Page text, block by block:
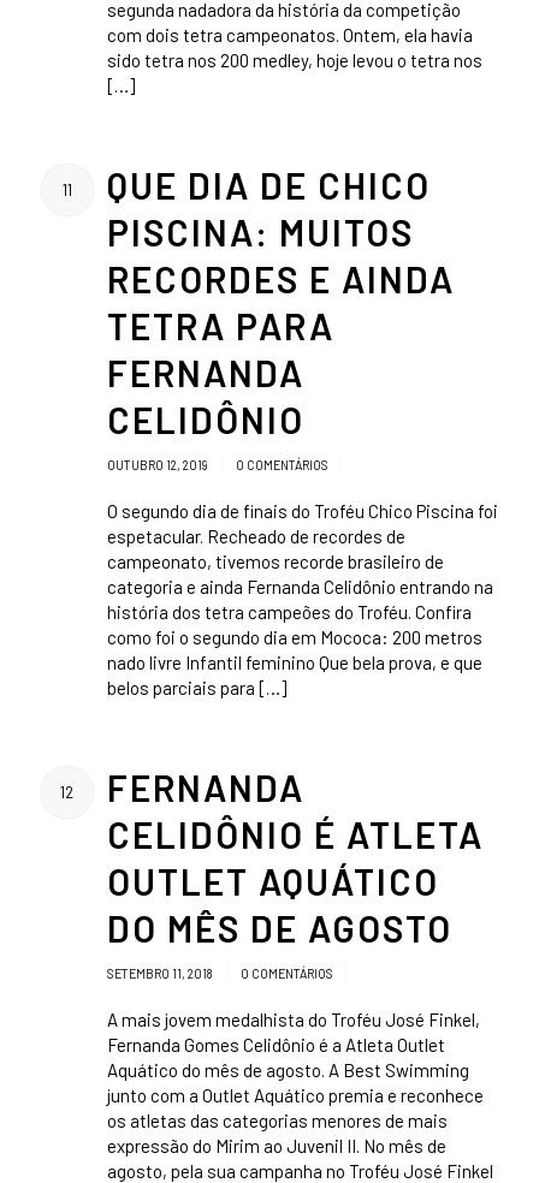
segunda nadadora da história da competição
com dois tetra campeonatos. Ontem, ela havia
sido tetra nos 200 medley, hoje levou o tetra nos
[…]
11
QUE DIA DE CHICO
PISCINA: MUITOS
RECORDES E AINDA
TETRA PARA
FERNANDA
CELIDÔNIO
OUTUBRO 12, 2019 0 COMENTÁRIOS
/
O segundo dia de finais do Troféu Chico Piscina foi
espetacular. Recheado de recordes de
campeonato, tivemos recorde brasileiro de
categoria e ainda Fernanda Celidônio entrando na
história dos tetra campeões do Troféu. Confira
como foi o segundo dia em Mococa: 200 metros
nado livre Infantil feminino Que bela prova, e que
belos parciais para […]
12
FERNANDA
CELIDÔNIO É ATLETA
OUTLET AQUÁTICO
DO MÊS DE AGOSTO
SETEMBRO 11, 2018 0 COMENTÁRIOS
/
A mais jovem medalhista do Troféu José Finkel,
Fernanda Gomes Celidônio é a Atleta Outlet
Aquático do mês de agosto. A Best Swimming
junto com a Outlet Aquático premia e reconhece
os atletas das categorias menores de mais
expressão do Mirim ao Juvenil II. No mês de
agosto, pela sua campanha no Troféu José Finkel